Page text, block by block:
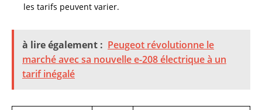
les tarifs peuvent varier.
à lire également : Peugeot révolutionne le
marché avec sa nouvelle e-208 électrique à un
tarif inégalé